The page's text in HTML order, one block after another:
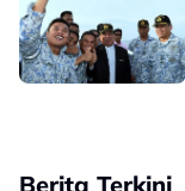
Berita Terkini